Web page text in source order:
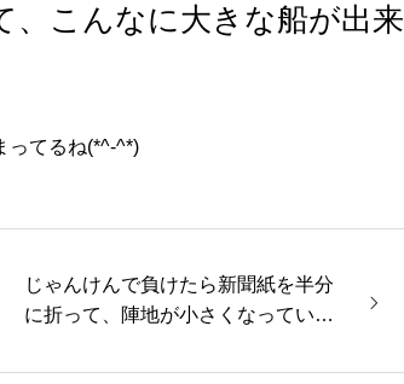
、こんなに大きな船が出来
ってるね(*^-^*)
じゃんけんで負けたら新聞紙を半分
に折って、陣地が小さくなっていく